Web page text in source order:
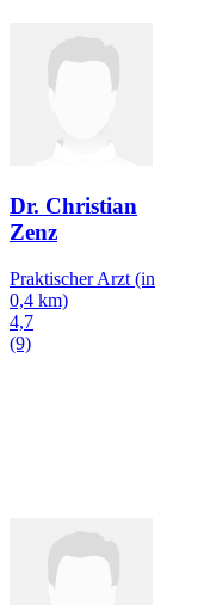
Dr. Christian
Zenz
Praktischer Arzt (in
0,4 km)
4,7
(9)